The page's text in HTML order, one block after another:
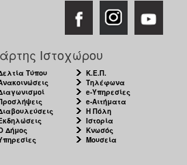
Ιστοχώρου
Τύπου
Δήμος
Κ.Ε.Π.
Τηλέφωνα
e-Υπηρεσίες
e-Αιτήματα
Η Πόλη
Ιστορία
Κνωσός
Μουσεία